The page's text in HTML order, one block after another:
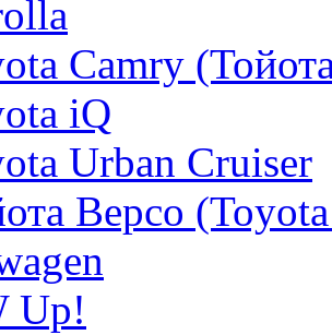
Camry
iQ
Urban Cruiser
Версо
Up!